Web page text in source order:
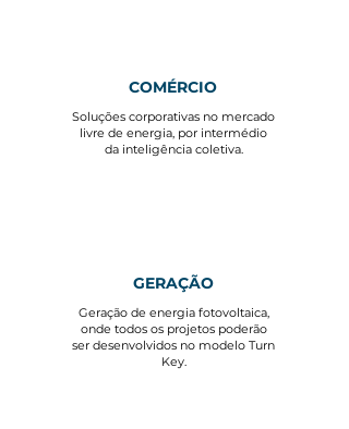
COMÉRCIO
Soluções corporativas no mercado
livre de energia, por intermédio
da inteligência coletiva.
GERAÇÃO
Geração de energia fotovoltaica,
onde todos os projetos poderão
ser desenvolvidos no modelo Turn
Key.